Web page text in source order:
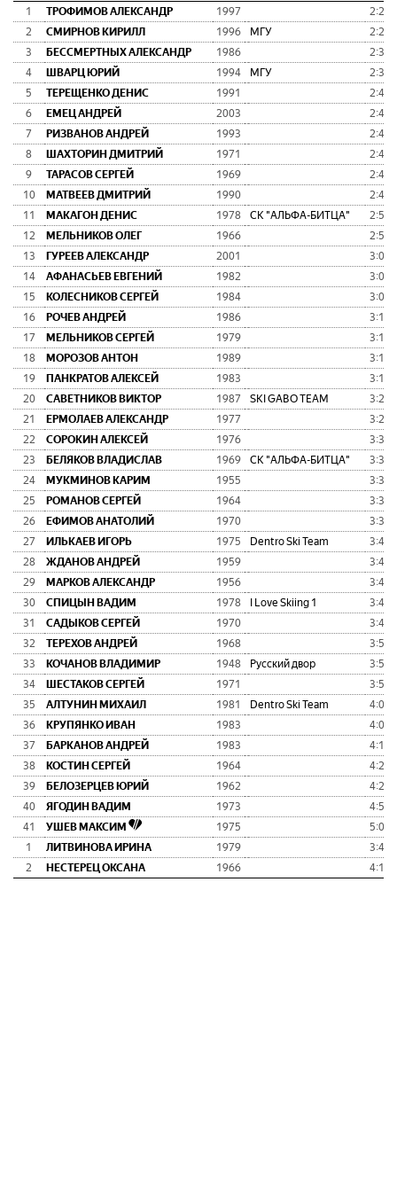
1 ТРОФИМОВ АЛЕКСАНДР 1997
2
СМИРНОВ КИРИЛЛ 1996 МГУ
3
БЕССМЕРТНЫХ АЛЕКСАНДР 1986
4
ШВАРЦ ЮРИЙ 1994 МГУ
5
ТЕРЕЩЕНКО ДЕНИС 1991
6
ЕМЕЦ АНДРЕЙ 2003
7
РИЗВАНОВ АНДРЕЙ 1993
8
ШАХТОРИН ДМИТРИЙ 1971
9
ТАРАСОВ СЕРГЕЙ 1969
10
МАТВЕЕВ ДМИТРИЙ 1990
11
МАКАГОН ДЕНИС 1978 СК "АЛЬФА-БИТЦА"
12
МЕЛЬНИКОВ ОЛЕГ 1966
13
ГУРЕЕВ АЛЕКСАНДР 2001
14
АФАНАСЬЕВ ЕВГЕНИЙ 1982
15
КОЛЕСНИКОВ СЕРГЕЙ 1984
16
РОЧЕВ АНДРЕЙ 1986
17
МЕЛЬНИКОВ СЕРГЕЙ 1979
18
МОРОЗОВ АНТОН 1989
19
ПАНКРАТОВ АЛЕКСЕЙ 1983
20
САВЕТНИКОВ ВИКТОР 1987 SKI GABO TEAM
21
ЕРМОЛАЕВ АЛЕКСАНДР 1977
22
СОРОКИН АЛЕКСЕЙ 1976
23
БЕЛЯКОВ ВЛАДИСЛАВ 1969 СК "АЛЬФА-БИТЦА"
24
МУКМИНОВ КАРИМ 1955
25
РОМАНОВ СЕРГЕЙ 1964
26
ЕФИМОВ АНАТОЛИЙ 1970
27
ИЛЬКАЕВ ИГОРЬ 1975 Dentro Ski Team
28
ЖДАНОВ АНДРЕЙ 1959
29
МАРКОВ АЛЕКСАНДР 1956
30
СПИЦЫН ВАДИМ 1978 I Love Skiing 1
31
САДЫКОВ СЕРГЕЙ 1970
32
ТЕРЕХОВ АНДРЕЙ 1968
33
КОЧАНОВ ВЛАДИМИР 1948 Русский двор
34
ШЕСТАКОВ СЕРГЕЙ 1971
35
АЛТУНИН МИХАИЛ 1981 Dentro Ski Team
36
КРУПЯНКО ИВАН 1983
37
БАРКАНОВ АНДРЕЙ 1983
38
КОСТИН СЕРГЕЙ 1964
39
БЕЛОЗЕРЦЕВ ЮРИЙ 1962
40
ЯГОДИН ВАДИМ 1973
41
УШЕВ МАКСИМ 1975
1
ЛИТВИНОВА ИРИНА 1979
2
НЕСТЕРЕЦ ОКСАНА 1966